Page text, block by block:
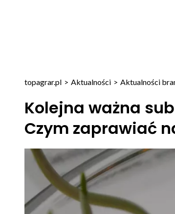
topagrar.pl > Aktualności > Aktualności
Kolejna ważna
Czym zaprawiać